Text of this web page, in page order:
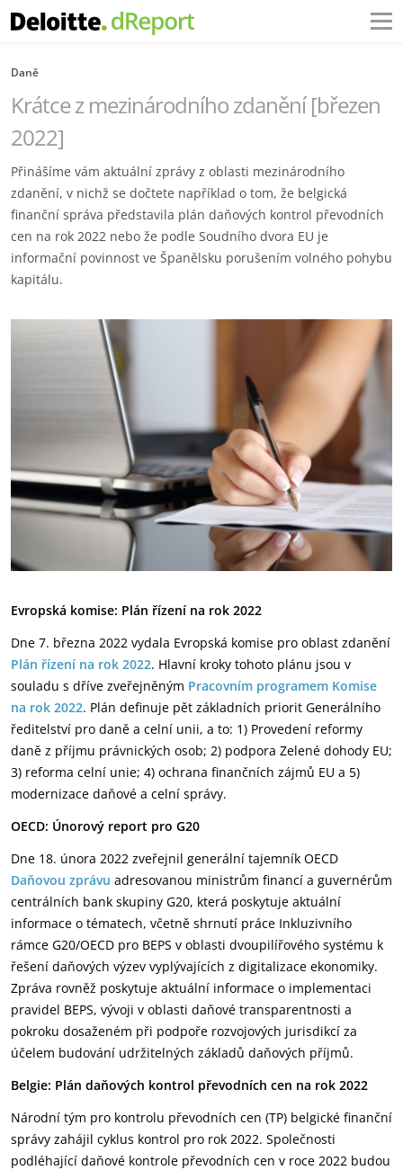
Daně
Krátce z mezinárodního zdanění [březen
2022]
Přinášíme vám aktuální zprávy z oblasti mezinárodního
zdanění, v nichž se dočtete například o tom, že belgická
finanční správa představila plán daňových kontrol převodních
cen na rok 2022 nebo že podle Soudního dvora EU je
informační povinnost ve Španělsku porušením volného pohybu
kapitálu.
Evropská komise: Plán řízení na rok 2022
Dne 7. března 2022 vydala Evropská komise pro oblast zdanění
Plán řízení na rok 2022. Hlavní kroky tohoto plánu jsou v
souladu s dříve zveřejněným Pracovním programem Komise
na rok 2022. Plán definuje pět základních priorit Generálního
ředitelství pro daně a celní unii, a to: 1) Provedení reformy
daně z příjmu právnických osob; 2) podpora Zelené dohody EU;
3) reforma celní unie; 4) ochrana finančních zájmů EU a 5)
modernizace daňové a celní správy.
OECD: Únorový report pro G20
Dne 18. února 2022 zveřejnil generální tajemník OECD
Daňovou zprávu adresovanou ministrům financí a guvernérům
centrálních bank skupiny G20, která poskytuje aktuální
informace o tématech, včetně shrnutí práce Inkluzivního
rámce G20/OECD pro BEPS v oblasti dvoupilířového systému k
řešení daňových výzev vyplývajících z digitalizace ekonomiky.
Zpráva rovněž poskytuje aktuální informace o implementaci
pravidel BEPS, vývoji v oblasti daňové transparentnosti a
pokroku dosaženém při podpoře rozvojových jurisdikcí za
účelem budování udržitelných základů daňových příjmů.
Belgie: Plán daňových kontrol převodních cen na rok 2022
Národní tým pro kontrolu převodních cen (TP) belgické finanční
správy zahájil cyklus kontrol pro rok 2022. Společnosti
podléhající daňové kontrole převodních cen v roce 2022 budou